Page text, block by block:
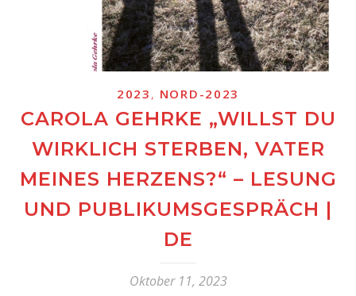
2023 , NORD-2023
CAROLA GEHRKE „WILLST DU
WIRKLICH STERBEN, VATER
MEINES HERZENS?“ – LESUNG
UND PUBLIKUMSGESPRÄCH |
DE
Oktober 11, 2023